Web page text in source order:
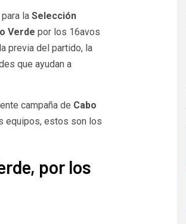
para la Selección
Verde por los 16avos
previa del partido, la
que ayudan a
campaña de Cabo
equipos, estos son los
por los